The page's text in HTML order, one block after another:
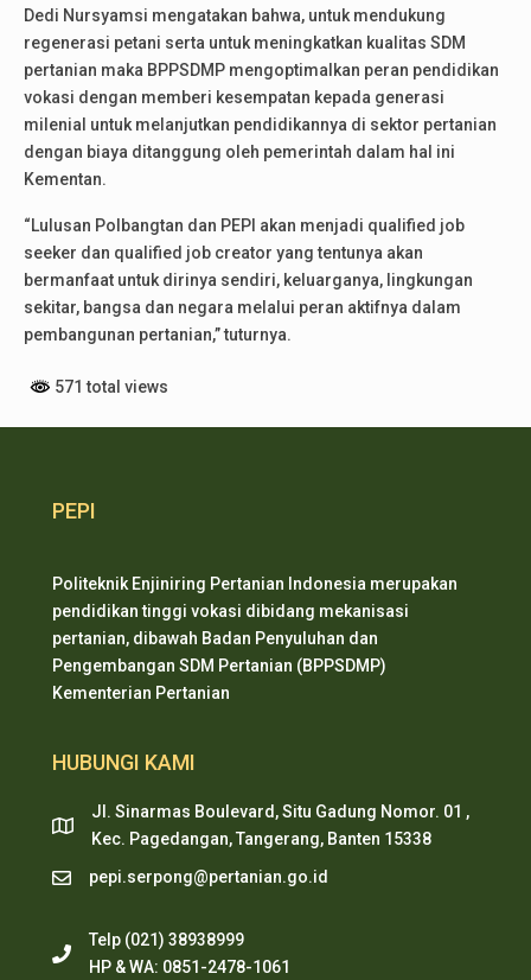
Dedi Nursyamsi mengatakan bahwa, untuk mendukung
regenerasi petani serta untuk meningkatkan kualitas SDM
pertanian maka BPPSDMP mengoptimalkan peran pendidikan
vokasi dengan memberi kesempatan kepada generasi
milenial untuk melanjutkan pendidikannya di sektor pertanian
dengan biaya ditanggung oleh pemerintah dalam hal ini
Kementan.
“Lulusan Polbangtan dan PEPI akan menjadi qualified job
seeker dan qualified job creator yang tentunya akan
bermanfaat untuk dirinya sendiri, keluarganya, lingkungan
sekitar, bangsa dan negara melalui peran aktifnya dalam
pembangunan pertanian,” tuturnya.
571 total views
PEPI
Politeknik Enjiniring Pertanian Indonesia merupakan
pendidikan tinggi vokasi dibidang mekanisasi
pertanian, dibawah Badan Penyuluhan dan
Pengembangan SDM Pertanian (BPPSDMP)
Kementerian Pertanian
HUBUNGI KAMI
Jl. Sinarmas Boulevard, Situ Gadung Nomor. 01 ,
Kec. Pagedangan, Tangerang, Banten 15338
pepi.serpong@pertanian.go.id
Telp (021) 38938999
HP & WA: 0851-2478-1061